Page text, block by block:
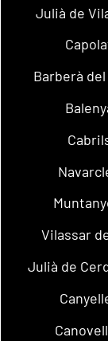
Julià de
Barberà del
Vilassar
Julià de